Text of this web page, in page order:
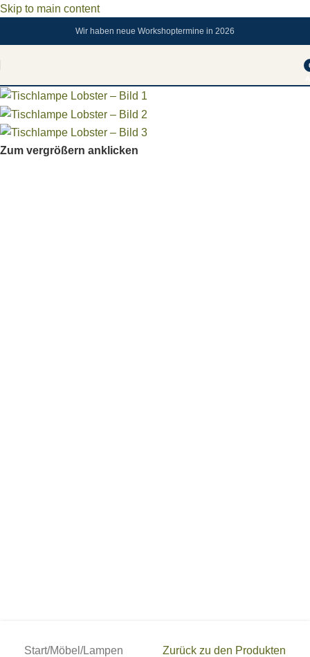
Skip to main content
Wir haben neue Workshoptermine in 2026
Zum vergrößern anklicken
Start/Möbel /Lampen Zurück zu den Produkten